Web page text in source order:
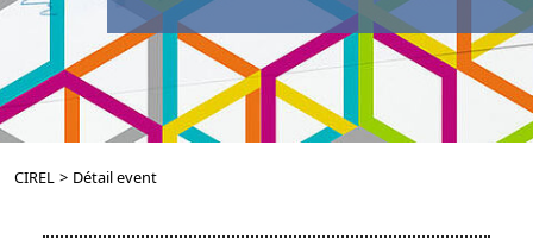
CIREL > Détail event